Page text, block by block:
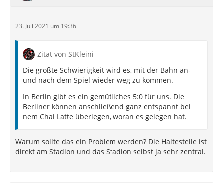
23. Juli 2021 um 19:36
Zitat von StKleini
Die größte Schwierigkeit wird es, mit der Bahn an-
und nach dem Spiel wieder weg zu kommen.
In Berlin gibt es ein gemütliches 5:0 für uns. Die
Berliner können anschließend ganz entspannt bei
nem Chai Latte überlegen, woran es gelegen hat.
Warum sollte das ein Problem werden? Die Haltestelle ist
direkt am Stadion und das Stadion selbst ja sehr zentral.